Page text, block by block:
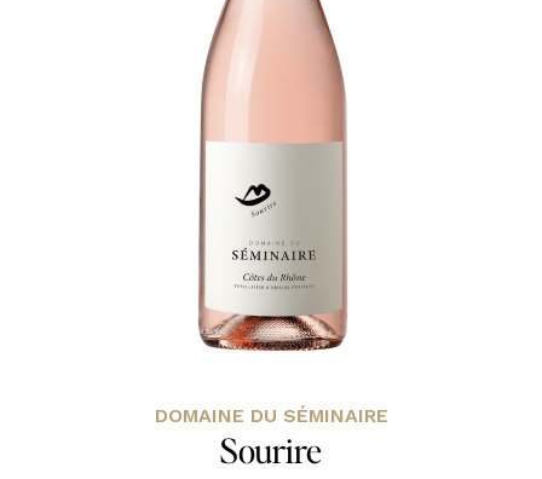
DOMAINE DU SÉMINAIRE
Sourire